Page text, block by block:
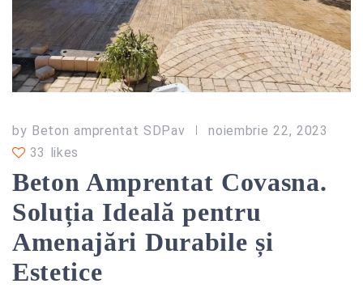
by Beton amprentat SDPav
noiembrie 22, 2023
33 likes
Beton Amprentat Covasna.
Soluția Ideală pentru
Amenajări Durabile și
Estetice